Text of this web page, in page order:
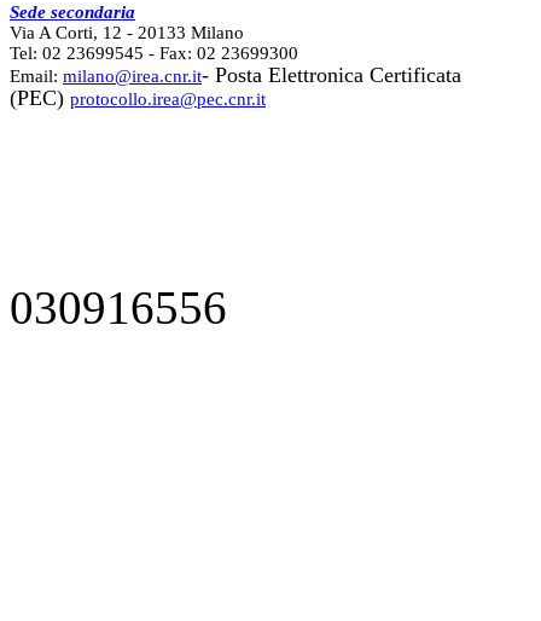
Sede secondaria
Via A Corti, 12 - 20133 Milano
Tel: 02 23699545 - Fax: 02 23699300
Email: milano@irea.cnr.it- Posta Elettronica Certificata
(PEC) protocollo.irea@pec.cnr.it
030916556